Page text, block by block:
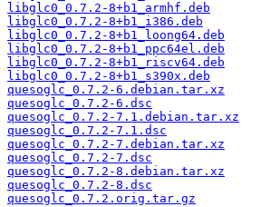
libglc0_0.7.2-8+b1_armhf.deb
libglc0_0.7.2-8+b1_i386.deb
libglc0_0.7.2-8+b1_loong64.deb
libglc0_0.7.2-8+b1_ppc64el.deb
libglc0_0.7.2-8+b1_riscv64.deb
libglc0_0.7.2-8+b1_s390x.deb
quesoglc_0.7.2-6.debian.tar.xz
quesoglc_0.7.2-6.dsc
quesoglc_0.7.2-7.1.debian.tar.xz
quesoglc_0.7.2-7.1.dsc
quesoglc_0.7.2-7.debian.tar.xz
quesoglc_0.7.2-7.dsc
quesoglc_0.7.2-8.debian.tar.xz
quesoglc_0.7.2-8.dsc
quesoglc_0.7.2.orig.tar.gz